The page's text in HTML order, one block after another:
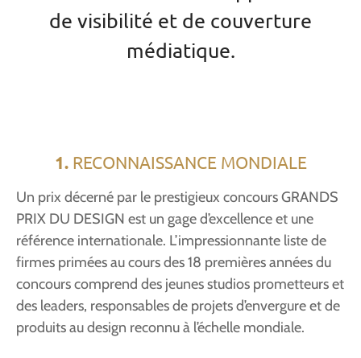
de visibilité et de couverture
médiatique.
1.RECONNAISSANCE MONDIALE
Un prix décerné par le prestigieux concours GRANDS
PRIX DU DESIGN est un gage d’excellence et une
référence internationale. L’impressionnante liste de
firmes primées au cours des 18 premières années du
concours comprend des jeunes studios prometteurs et
des leaders, responsables de projets d’envergure et de
produits au design reconnu à l’échelle mondiale.